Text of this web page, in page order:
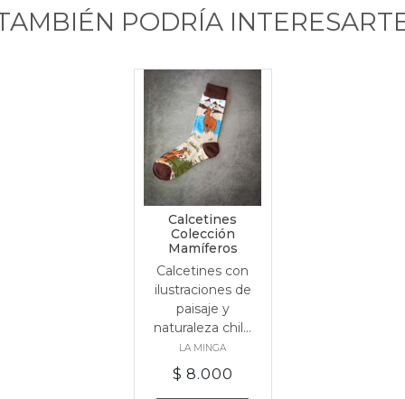
PODRÍA
Calcetines
Colección
Mamíferos
Calcetines con
ilustraciones de
paisaje y
naturaleza chil...
LA MINGA
$ 8.000